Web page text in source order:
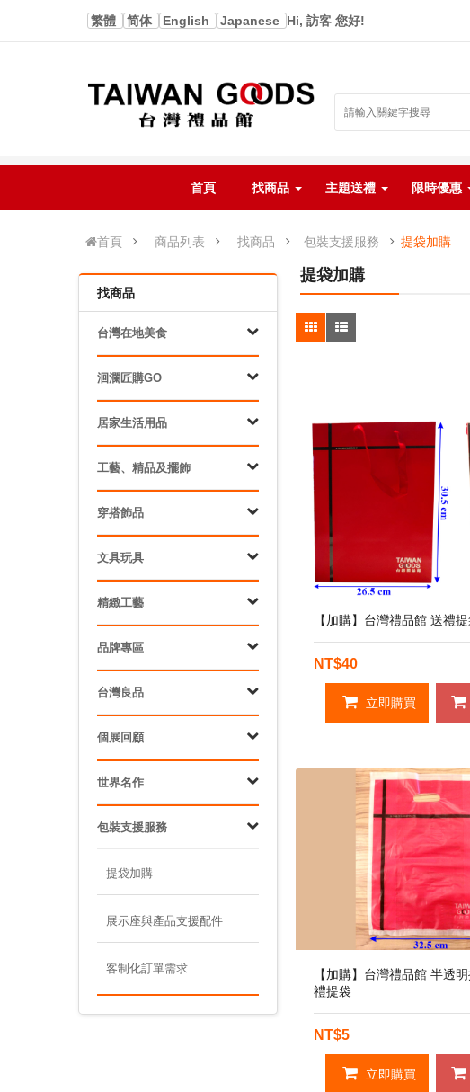
繁體 简体 English Japanese Hi, 訪客 您好!
首頁 找商品 主題送禮 限時優惠
首頁 商品列表 找商品 包裝支援服務 提袋加購
找商品
台灣在地美食
洄瀾匠購GO
居家生活用品
工藝、精品及擺飾
穿搭飾品
文具玩具
精緻工藝
品牌專區
台灣良品
個展回顧
世界名作
包裝支援服務
提袋加購
展示座與產品支援配件
客制化訂單需求
提袋加購
【加購】台灣禮品館 送禮
NT$40
立即購買
【加購】台灣禮品館 半透
禮提袋
NT$5
立即購買